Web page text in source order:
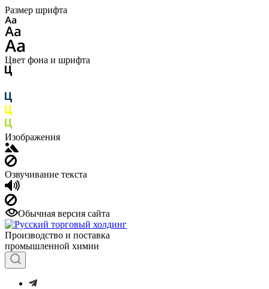
Размер шрифта
Цвет фона и шрифта
Изображения
Озвучивание текста
Обычная версия сайта
Производство и поставка
промышленной химии